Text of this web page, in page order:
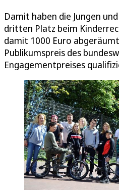
Damit haben die Jungen
dritten Platz beim
damit 1000 Euro
Publikumspreis des
Engagementpreises